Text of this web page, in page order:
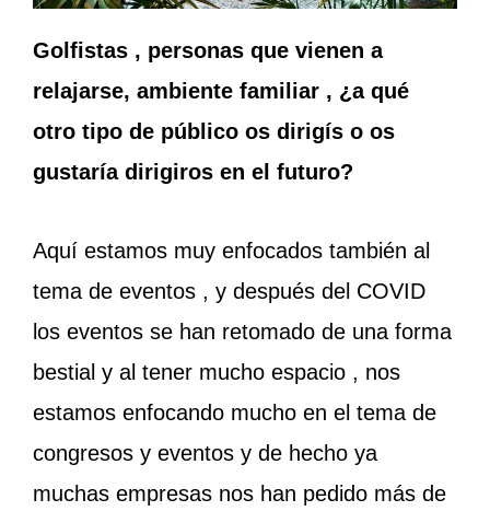
Golfistas , personas que vienen a
relajarse, ambiente familiar , ¿a qué
otro tipo de público os dirigís o os
gustaría dirigiros en el futuro?
Aquí estamos muy enfocados también al
tema de eventos , y después del COVID
los eventos se han retomado de una forma
bestial y al tener mucho espacio , nos
estamos enfocando mucho en el tema de
congresos y eventos y de hecho ya
muchas empresas nos han pedido más de